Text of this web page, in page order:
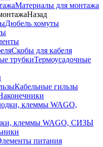
Материалы для монтажа
Назад
Дюбель хомуты
Скобы для кабеля
Термоусадочные
Кабельные гильзы
клеммы WAGO, СИЗЫ
питания